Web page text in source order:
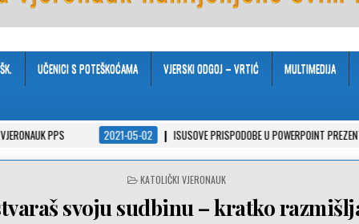
UČENICI S POTEŠKOĆAMA VJERSKI ODGOJ – VRTIĆ MULTIMEDIJA
2021-05-02 ISUSOVE PRISPODOBE U POWERPOINT PREZENTACIJAMA
POSTED
KATOLIČKI VJERONAUK
svoju sudbinu – kratko